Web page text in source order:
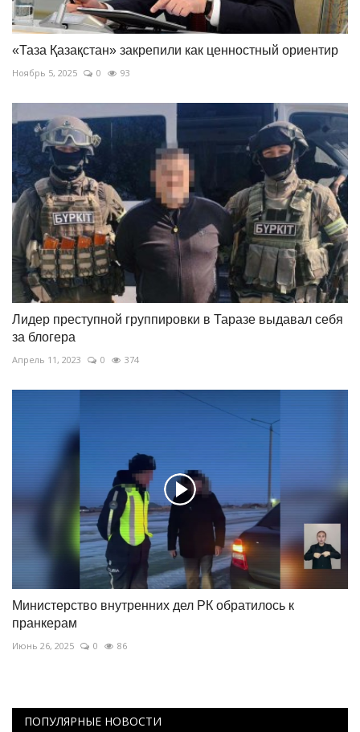
«Таза Қазақстан» закрепили как ценностный ориентир
Ноябрь 5, 2025 0 93
Лидер преступной группировки в Таразе выдавал себя
за блогера
Апрель 11, 2023 0 374
Министерство внутренних дел РК обратилось к
пранкерам
Июнь 26, 2025 0 86
ПОПУЛЯРНЫЕ НОВОСТИ